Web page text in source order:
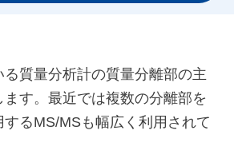
質量分析計の質量分離部の主
す。最近では複数の分離部を
るMS/MSも幅広く利用されて